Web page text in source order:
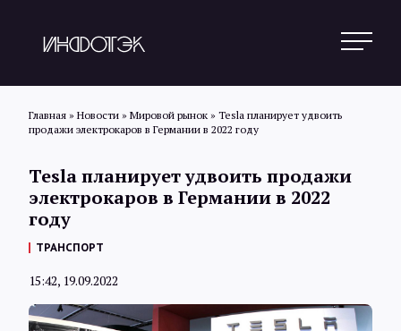
Главная » Новости » Мировой рынок » Tesla планирует удвоить
продажи электрокаров в Германии в 2022 году
Tesla планирует удвоить продажи
электрокаров в Германии в 2022
году
ТРАНСПОРТ
15:42, 19.09.2022